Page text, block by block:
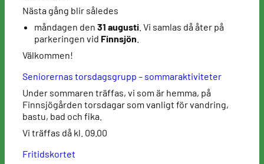
Nästa gång blir således
måndagen den 31 augusti . Vi samlas då åter på
parkeringen vid Finnsjön
Välkommen!
Seniorernas torsdagsgrupp – sommaraktiviteter
Under sommaren träffas, vi som är hemma, på
Finnsjögården torsdagar som vanligt för vandring,
bastu, bad och fika.
Vi träffas då kl. 09.00
Fritidskortet